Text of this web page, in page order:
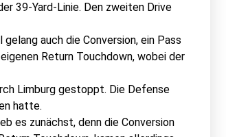
39-Yard-Linie. Den zweiten Drive
auch die Conversion, ein Pass
Return Touchdown, wobei der
Limburg gestoppt. Die Defense
hatte.
es zunächst, denn die Conversion